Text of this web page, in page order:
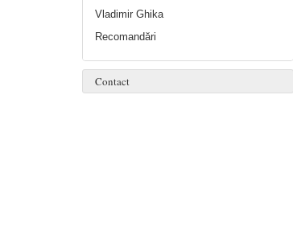
Vladimir Ghika
Recomandări
Contact